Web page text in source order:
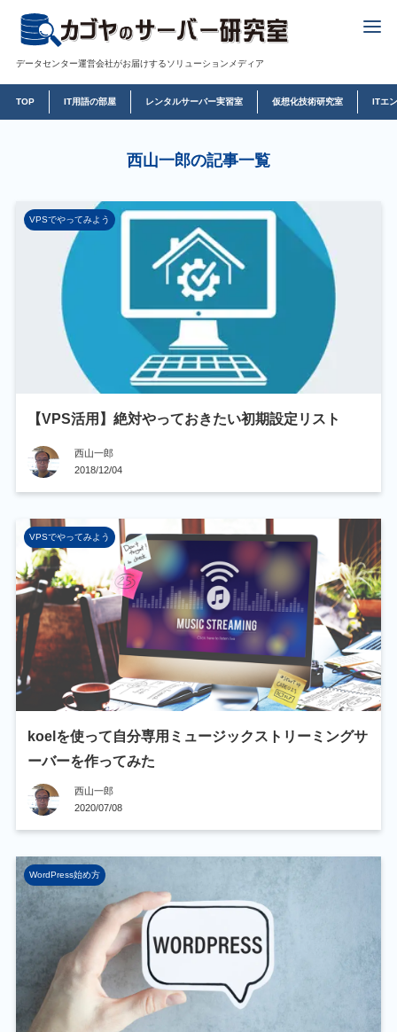
データセンター運営会社がお届けするソリューションメディア
TOP IT用語の部屋 レンタルサーバー実習室 仮想化技術研究室 ITエ
西山一郎の記事一覧
VPSでやってみよう
【VPS活用】絶対やっておきたい初期設定リスト
西山一郎
2018/12/04
VPSでやってみよう
koelを使って自分専用ミュージックストリーミングサ
ーバーを作ってみた
西山一郎
2020/07/08
WordPress始め方